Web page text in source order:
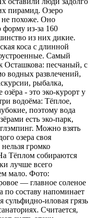
пирамид. Озеро
похоже. Оно
из-за 160
из них дикие.
коса с длинной
Самый
Осташкова: песчаный, с
водных развлечений,
рыбалка,
- это эко-курорт у
водоёма: Тёплое,
поэтому вода
есть эко-парк,
Можно взять
озера своя
громко
Тёплом собираются
лучше всего
мало. Фото:
— главное соленое
по составу напоминает
иловая грязь
Считается,